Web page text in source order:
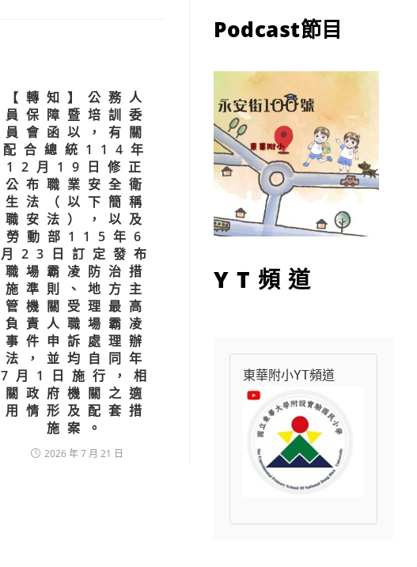
【轉知】公務人
員保障暨培訓委
員會函以，有關
配合總統114年
12月19日修正
公布職業安全衛
生法（以下簡稱
職安法），以及
勞動部115年6
月23日訂定發布
職場霸凌防治措
施準則、地方主
管機關受理最高
負責人職場霸凌
事件申訴處理辦
法，並均自同年
7月1日施行，相
關政府機關之適
用情形及配套措
施案。
2026 年 7 月 21 日
Podcast節目
YT頻道
東華附小YT頻道